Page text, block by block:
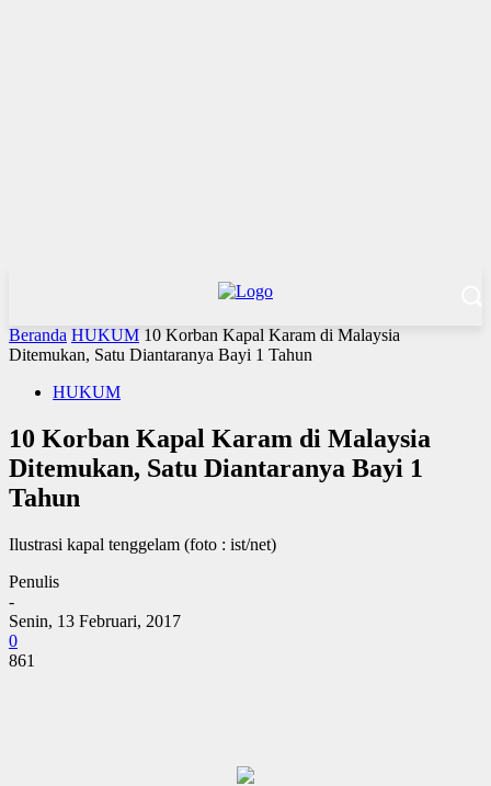
Beranda HUKUM 10 Korban Kapal Karam di Malaysia
Ditemukan, Satu Diantaranya Bayi 1 Tahun
HUKUM
10 Korban Kapal Karam di Malaysia
Ditemukan, Satu Diantaranya Bayi 1
Tahun
Ilustrasi kapal tenggelam (foto : ist/net)
Penulis
-
Senin, 13 Februari, 2017
0
861